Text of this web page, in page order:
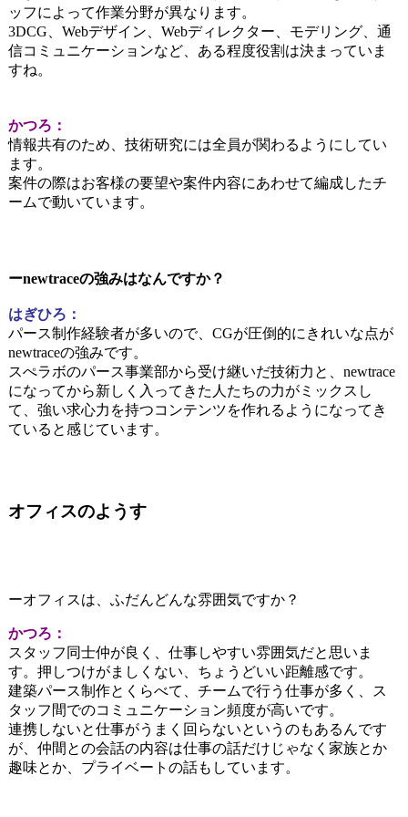
ッフによって作業分野が異なります。
3DCG、Webデザイン、Webディレクター、モデリング、通
信コミュニケーションなど、ある程度役割は決まっていま
すね。
かつろ：
情報共有のため、技術研究には全員が関わるようにしてい
ます。
案件の際はお客様の要望や案件内容にあわせて編成したチ
ームで動いています。
ーnewtraceの強みはなんですか？
はぎひろ：
パース制作経験者が多いので、CGが圧倒的にきれいな点が
newtraceの強みです。
スぺラボのパース事業部から受け継いだ技術力と、newtrace
になってから新しく入ってきた 人たちの力がミックスし
て、強い求心力を持つコンテンツを作れるようになってき
ていると感じています。
オフィスのようす
ーオフィスは、ふだんどんな雰囲気ですか？
かつろ：
スタッフ同士仲が良く、仕事しやすい雰囲気だと思いま
す。押しつけがましくない、ちょうどいい距離感です。
建築パース制作とくらべて、チームで行う仕事が多く、ス
タッフ間でのコミュニケーション頻度が高いです。
連携しないと仕事がうまく回らないというのもあるんです
が、仲間との会話の内容は仕事の話だけじゃなく家族とか
趣味とか、プライベートの話もしています。